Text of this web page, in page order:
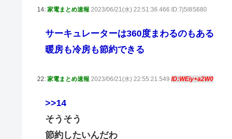
14: 家電まとめ速報 2023/06/21(水) 22:51:36.466 ID:7j5l8S680
サーキュレーターは360度まわるのもある
暖房も冷房も節約できる
22: 家電まとめ速報 2023/06/21(水) 22:55:21.549 ID:WEiy+a2W0
>>14
そうそう
節約したいんだわ